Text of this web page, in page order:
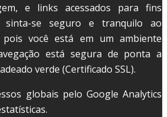
e links acessados para fins
sinta-se seguro e tranquilo ao
você está em um ambiente
está segura de ponta a
verde (Certificado SSL).
globais pelo Google Analytics